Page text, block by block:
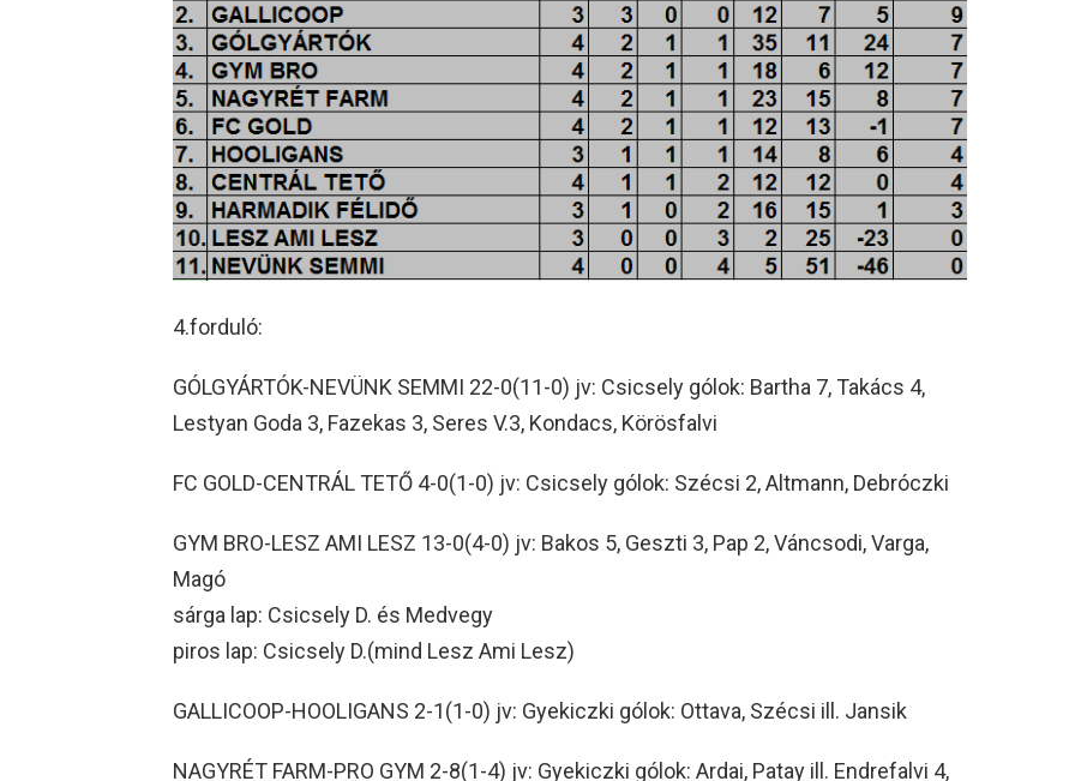
4.forduló:
GÓLGYÁRTÓK-NEVÜNK SEMMI 22-0(11-0) jv: Csicsely gólok: Bartha 7, Takács 4,
Lestyan Goda 3, Fazekas 3, Seres V.3, Kondacs, Körösfalvi
FC GOLD-CENTRÁL TETŐ 4-0(1-0) jv: Csicsely gólok: Szécsi 2, Altmann, Debróczki
GYM BRO-LESZ AMI LESZ 13-0(4-0) jv: Bakos 5, Geszti 3, Pap 2, Váncsodi, Varga,
Magó
sárga lap: Csicsely D. és Medvegy
piros lap: Csicsely D.(mind Lesz Ami Lesz)
GALLICOOP-HOOLIGANS 2-1(1-0) jv: Gyekiczki gólok: Ottava, Szécsi ill. Jansik
NAGYRÉT FARM-PRO GYM 2-8(1-4) jv: Gyekiczki gólok: Ardai, Patay ill. Endrefalvi 4,